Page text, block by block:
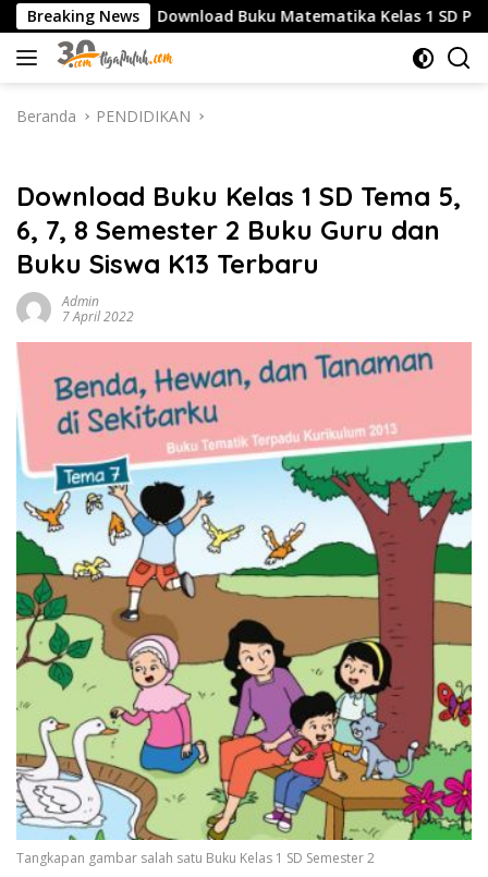
Langsung
ke
konten
Breaking News
Download Buku Matematika Kelas 1 SD Penerbit
Beranda PENDIDIKAN
Download Buku Kelas 1 SD Tema 5,
6, 7, 8 Semester 2 Buku Guru dan
Buku Siswa K13 Terbaru
Admin
7 April 2022
Tangkapan gambar salah satu Buku Kelas 1 SD Semester 2